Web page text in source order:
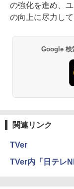
の強化を進め、
の向上に尽力して
Google 検
関連リンク
TVer
TVer内「日テレ